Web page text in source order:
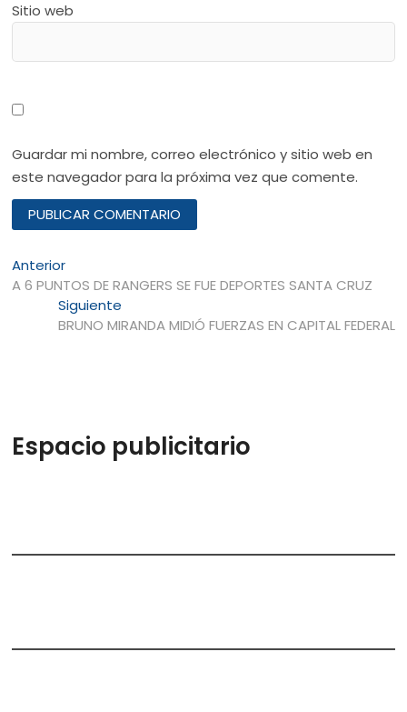
Sitio web
Guardar mi nombre, correo electrónico y sitio web en
este navegador para la próxima vez que comente.
Navegación
de
entradas
AnteriorEntrada
anterior:
A 6 PUNTOS DE RANGERS SE FUE DEPORTES SANTA CRUZ
SiguienteEntrada
siguiente:
BRUNO MIRANDA MIDIÓ FUERZAS EN CAPITAL FEDERAL
Espacio publicitario